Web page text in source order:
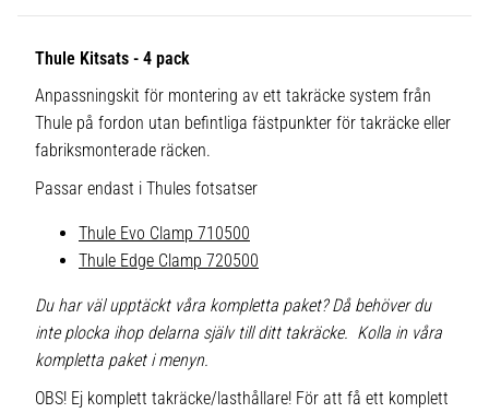
Thule Kitsats - 4 pack
Anpassningskit för montering av ett takräcke system från
Thule på fordon utan befintliga fästpunkter för takräcke eller
fabriksmonterade räcken.
Passar endast i Thules fotsatser
Thule Evo Clamp 710500
Thule Edge Clamp 720500
Du har väl upptäckt våra kompletta paket? Då behöver du
inte plocka ihop delarna själv till ditt takräcke. Kolla in våra
kompletta paket i menyn.
OBS! Ej komplett takräcke/lasthållare! För att få ett komplett